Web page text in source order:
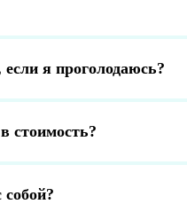
я проголодаюсь?
стоимость?